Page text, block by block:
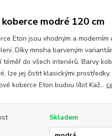
modré 120 cm
Eton jsou vhodným a moderním
Díky mnoha barveným
téměř do všech interiérů. Barvy
lze jej čistit klasickými prostředky.
koberce Eton budou líbit Kaž...
Skladem